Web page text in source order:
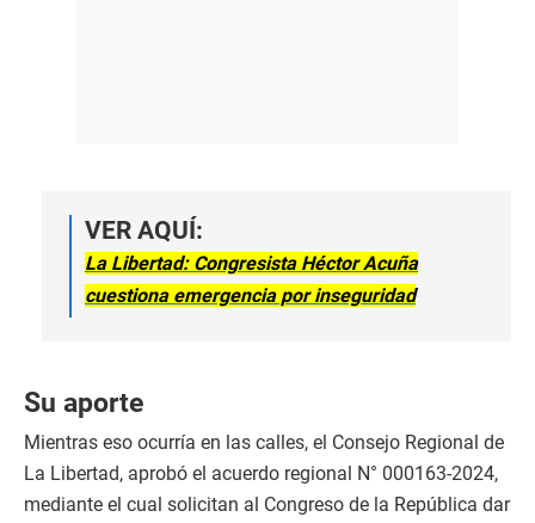
VER AQUÍ:
La Libertad: Congresista Héctor Acuña
cuestiona emergencia por inseguridad
Su aporte
Mientras eso ocurría en las calles, el Consejo Regional de
La Libertad, aprobó el acuerdo regional N° 000163-2024,
mediante el cual solicitan al Congreso de la República dar